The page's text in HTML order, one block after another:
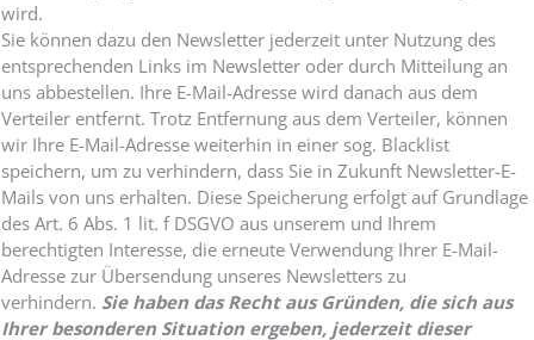
wird.
Sie können dazu den Newsletter jederzeit unter Nutzung des
entsprechenden Links im Newsletter oder durch Mitteilung an
uns abbestellen. Ihre E-Mail-Adresse wird danach aus dem
Verteiler entfernt. Trotz Entfernung aus dem Verteiler, können
wir Ihre E-Mail-Adresse weiterhin in einer sog. Blacklist
speichern, um zu verhindern, dass Sie in Zukunft Newsletter-E-
Mails von uns erhalten. Diese Speicherung erfolgt auf Grundlage
des Art. 6 Abs. 1 lit. f DSGVO aus unserem und Ihrem
berechtigten Interesse, die erneute Verwendung Ihrer E-Mail-
Adresse zur Übersendung unseres Newsletters zu
verhindern. Sie haben das Recht aus Gründen, die sich aus
Ihrer besonderen Situation ergeben, jederzeit dieser